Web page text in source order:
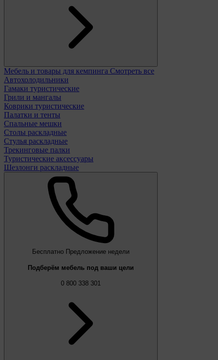
Мебель и товары для кемпинга Смотреть все
Автохолодильники
Гамаки туристические
Грили и мангалы
Коврики туристические
Палатки и тенты
Спальные мешки
Столы раскладные
Стулья раскладные
Трекинговые палки
Туристические аксессуары
Шезлонги раскладные
Бесплатно Предложение недели
Подберём мебель под ваши цели
0 800 338 301